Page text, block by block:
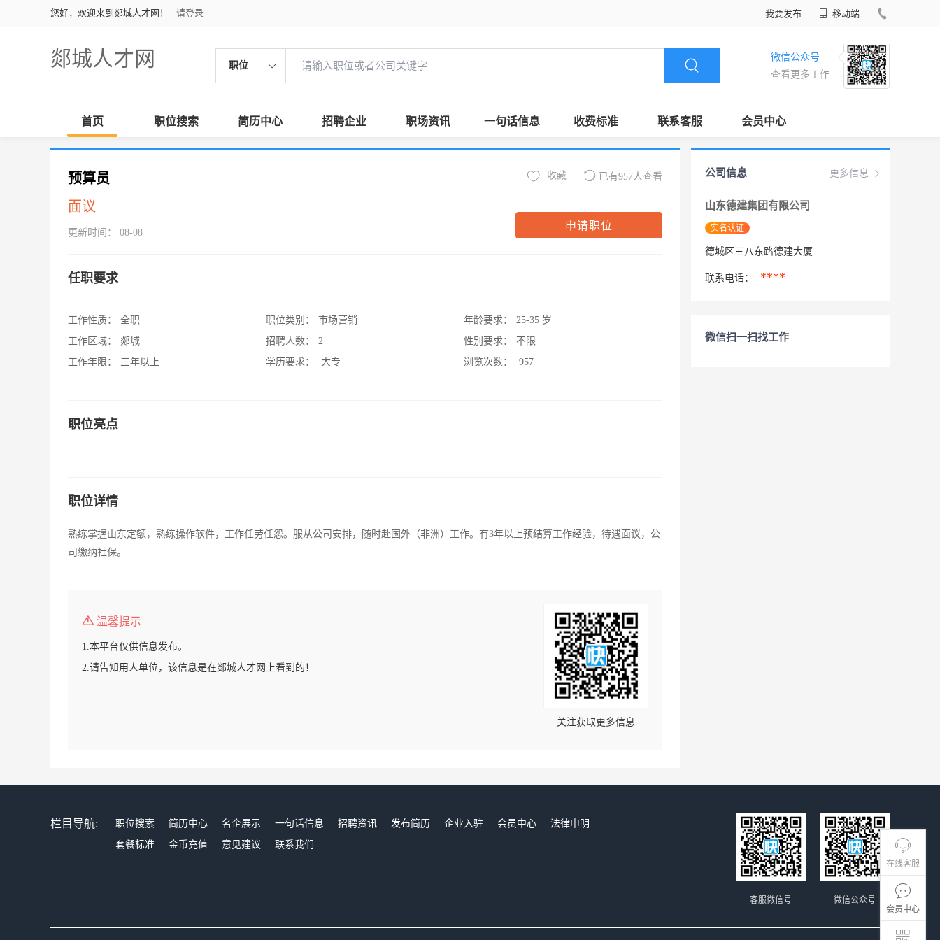
您好，欢迎来到郯城人才网！ 请登录 我要发布 移动端
郯城人才网 职位
微信公众号
查看更多工作
首页 职位搜索 简历中心 招聘企业 职场资讯 一句话信息 收费标准 联系客服 会员中心
在线客服
会员中心
预算员
面议
更新时间： 08-08
已有957人查看
收藏
申请职位
任职要求
工作性质：
全职
工作区域：
郯城
工作年限：
三年以上
职位类别：
市场营销
招聘人数：
2
学历要求：
大专
年龄要求：
25-35 岁
性别要求：
不限
浏览次数：
957
职位亮点
职位详情
熟练掌握山东定额，熟练操作软件，工作任劳任怨。服从公司安排，随时赴国外（非洲）工作。有3年以上预结算工作经验，待遇面议，公
司缴纳社保。
温馨提示
1.本平台仅供信息发布。
2.请告知用人单位，该信息是在郯城人才网上看到的！
关注获取更多信息
更多信息
公司信息
山东德建集团有限公司
实名认证
德城区三八东路德建大厦
联系电话： ****
微信扫一扫找工作
栏目导航: 职位搜索 简历中心 名企展示 一句话信息 招聘资讯 发布简历 企业入驻 会员中心
法律申明
套餐标准
金币充值 意见建议 联系我们
微信公众号
客服微信号